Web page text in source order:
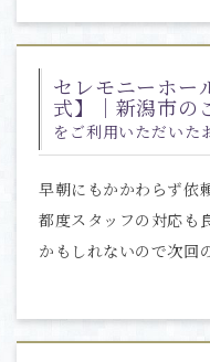
セレモニーホー
式】｜新潟市の
をご利用いただいた
早朝にもかかわらず依
都度スタッフの対応も
かもしれないので次回